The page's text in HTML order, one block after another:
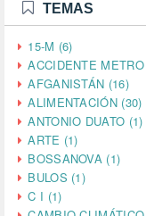
TEMAS
15-M (6)
ACCIDENTE
AFGANISTÁN (16)
ALIMENTACIÓN (30)
ANTONIO DUATO (1)
ARTE (1)
BOSSANOVA (1)
BULOS (1)
C I (1)